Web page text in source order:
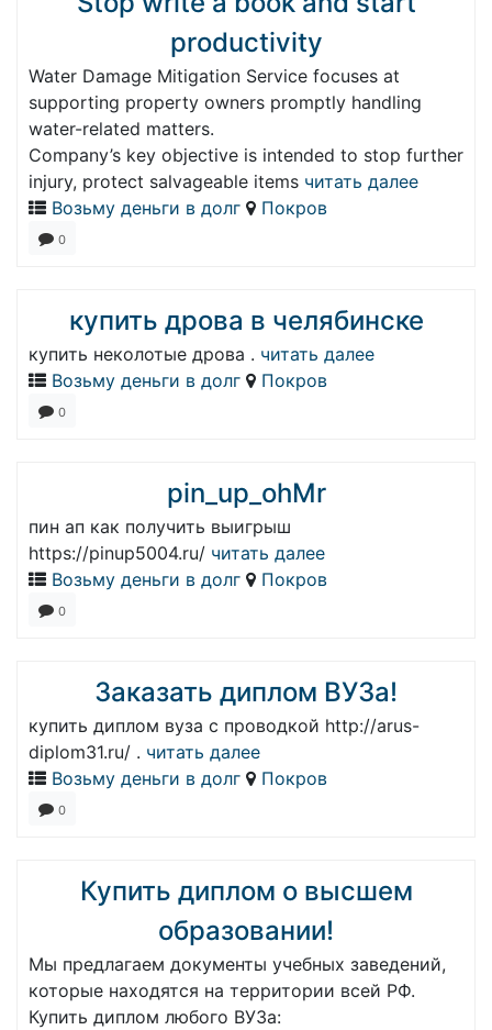
productivity
Water Damage Mitigation Service focuses at
supporting property owners promptly handling
water-related matters.
Company’s key objective is intended to stop further
injury, protect salvageable items читать далее
Возьму деньги в долг
Покров
0
купить дрова в челябинске
купить неколотые дрова . читать далее
Возьму деньги в долг
Покров
0
pin_up_ohMr
пин ап как получить выигрыш
https://pinup5004.ru/ читать далее
Возьму деньги в долг
Покров
0
Заказать диплом ВУЗа!
купить диплом вуза с проводкой http://arus-
diplom31.ru/ . читать далее
Возьму деньги в долг
Покров
0
Купить диплом о высшем
образовании!
Мы предлагаем документы учебных заведений,
которые находятся на территории всей РФ.
Купить диплом любого ВУЗа: